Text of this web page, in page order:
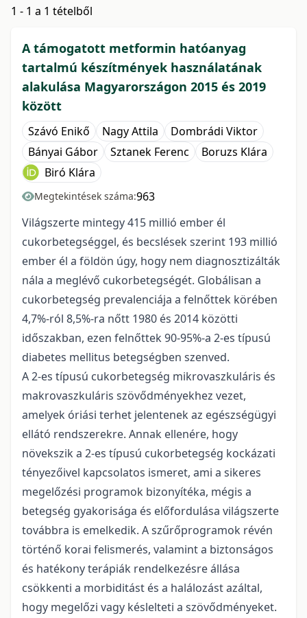
1 - 1 a 1 tételből
A támogatott metformin hatóanyag
tartalmú készítmények használatának
alakulása Magyarországon 2015 és 2019
között
Szávó Enikő Nagy Attila
Dombrádi Viktor
Bányai Gábor
Sztanek Ferenc
Boruzs Klára
Biró Klára
Megtekintések száma:963
Világszerte mintegy 415 millió ember él
cukorbetegséggel, és becslések szerint 193 millió
ember él a földön úgy, hogy nem diagnosztizálták
nála a meglévő cukorbetegségét. Globálisan a
cukorbetegség prevalenciája a felnőttek körében
4,7%-ról 8,5%-ra nőtt 1980 és 2014 közötti
időszakban, ezen felnőttek 90-95%-a 2-es típusú
diabetes mellitus betegségben szenved.
A 2-es típusú cukorbetegség mikrovaszkuláris és
makrovaszkuláris szövődményekhez vezet,
amelyek óriási terhet jelentenek az egészségügyi
ellátó rendszerekre. Annak ellenére, hogy
növekszik a 2-es típusú cukorbetegség kockázati
tényezőivel kapcsolatos ismeret, ami a sikeres
megelőzési programok bizonyítéka, mégis a
betegség gyakorisága és előfordulása világszerte
továbbra is emelkedik. A szűrőprogramok révén
történő korai felismerés, valamint a biztonságos
és hatékony terápiák rendelkezésre állása
csökkenti a morbiditást és a halálozást azáltal,
hogy megelőzi vagy késlelteti a szövődményeket.